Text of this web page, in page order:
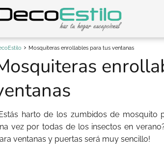
Mosquiteras enrollables para tus ventanas
harto de los zumbidos de mosquito
vez por todas de los insectos en
ventanas y puertas será muy sencillo!